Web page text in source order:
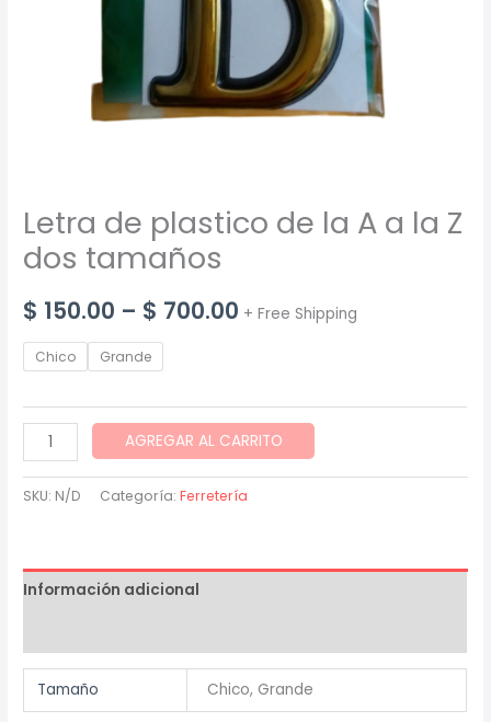
Letra de plastico de la A a la Z
dos tamaños
$ 150.00 – $ 700.00 Price
through
$ 700.00
+ Free Shipping
Chico Grande
Letra
de
plastico
A
a
Z
dos
tamaños
AGREGAR AL CARRITO
SKU: N/D Categoría:Ferretería
Información adicional
Tamaño Chico, Grande